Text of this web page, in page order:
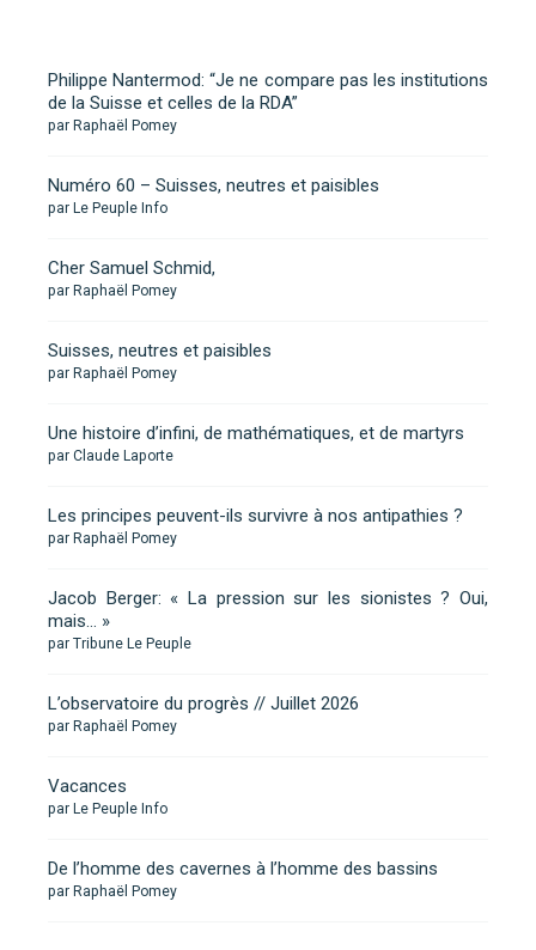
Philippe Nantermod: “Je ne compare pas les institutions
de la Suisse et celles de la RDA”
par Raphaël Pomey
Numéro 60 – Suisses, neutres et paisibles
par Le Peuple Info
Cher Samuel Schmid,
par Raphaël Pomey
Suisses, neutres et paisibles
par Raphaël Pomey
Une histoire d’infini, de mathématiques, et de martyrs
par Claude Laporte
Les principes peuvent-ils survivre à nos antipathies ?
par Raphaël Pomey
Jacob Berger: « La pression sur les sionistes ? Oui,
mais… »
par Tribune Le Peuple
L’observatoire du progrès // Juillet 2026
par Raphaël Pomey
Vacances
par Le Peuple Info
De l’homme des cavernes à l’homme des bassins
par Raphaël Pomey